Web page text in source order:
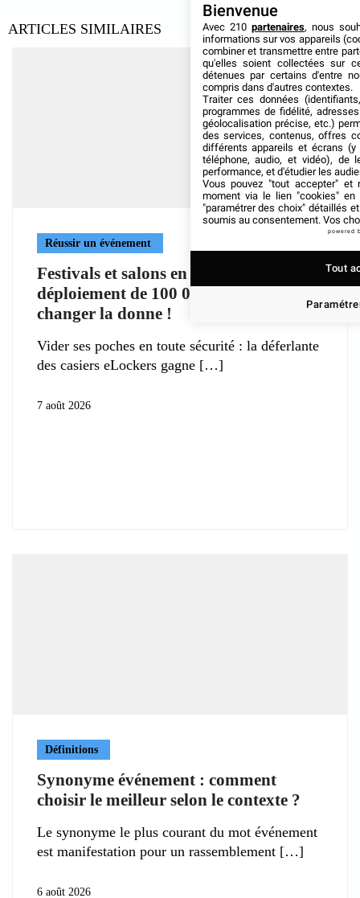
ARTICLES SIMILAIRES
Réussir un événement
Festivals et salons en Europe : le
déploiement de 100 000 eLockers va
changer la donne !
Vider ses poches en toute sécurité : la déferlante
des casiers eLockers gagne
7 août 2026
Définitions
Synonyme événement : comment
choisir le meilleur selon le contexte ?
Le synonyme le plus courant du mot événement
est manifestation pour un rassemblement
6 août 2026
Bienvenue
Avec 210 partenaires, nous
informations sur vos appareils
combiner et transmettre entre
qu'elles soient collectées sur
détenues par certains d'entre
compris dans d'autres contextes.
Traiter ces données
programmes de fidélité,
géolocalisation précise, etc.)
des services, contenus, offres
différents appareils et écrans (y
téléphone, audio, et vidéo), de
performance, et d'étudier les
Vous pouvez "tout accepter" et
moment via le lien "cookies" en
"paramétrer des choix" détaillés
soumis au consentement. Vos
powered
Tout